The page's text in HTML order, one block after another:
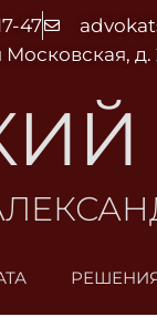
47
д.